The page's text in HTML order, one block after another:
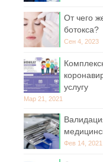
От чего
ботокса?
Сен 4, 2023
услугу
Мар 21, 2021
Фев 14, 2021